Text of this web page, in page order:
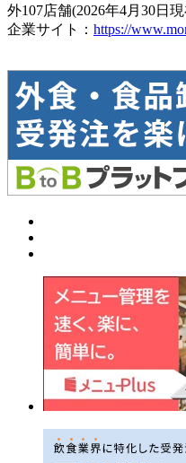
外107店舗(2026年4月30日
企業サイト： https://